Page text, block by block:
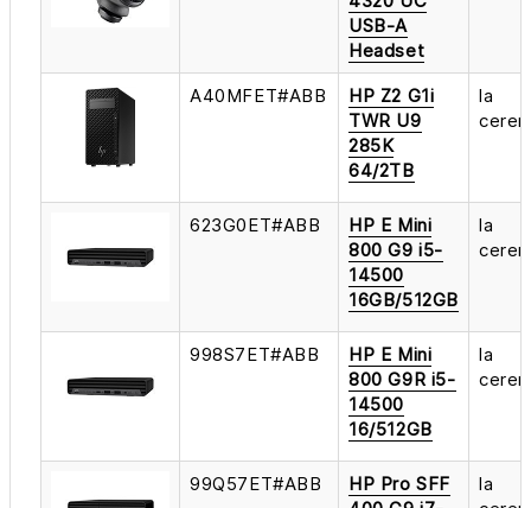
USB-A
Headset
A40MFET#ABB
HP Z2 G1i
TWR U9
285K
64/2TB
la
623G0ET#ABB
HP E Mini
800 G9 i5-
14500
16GB/512GB
la
998S7ET#ABB
HP E Mini
800 G9R i5-
14500
16/512GB
la
99Q57ET#ABB
HP Pro SFF
la